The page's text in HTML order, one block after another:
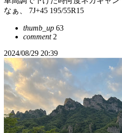
なぁ、 7J+45 195/55R15
thumb_up 63
comment2
2024/08/29 20:39